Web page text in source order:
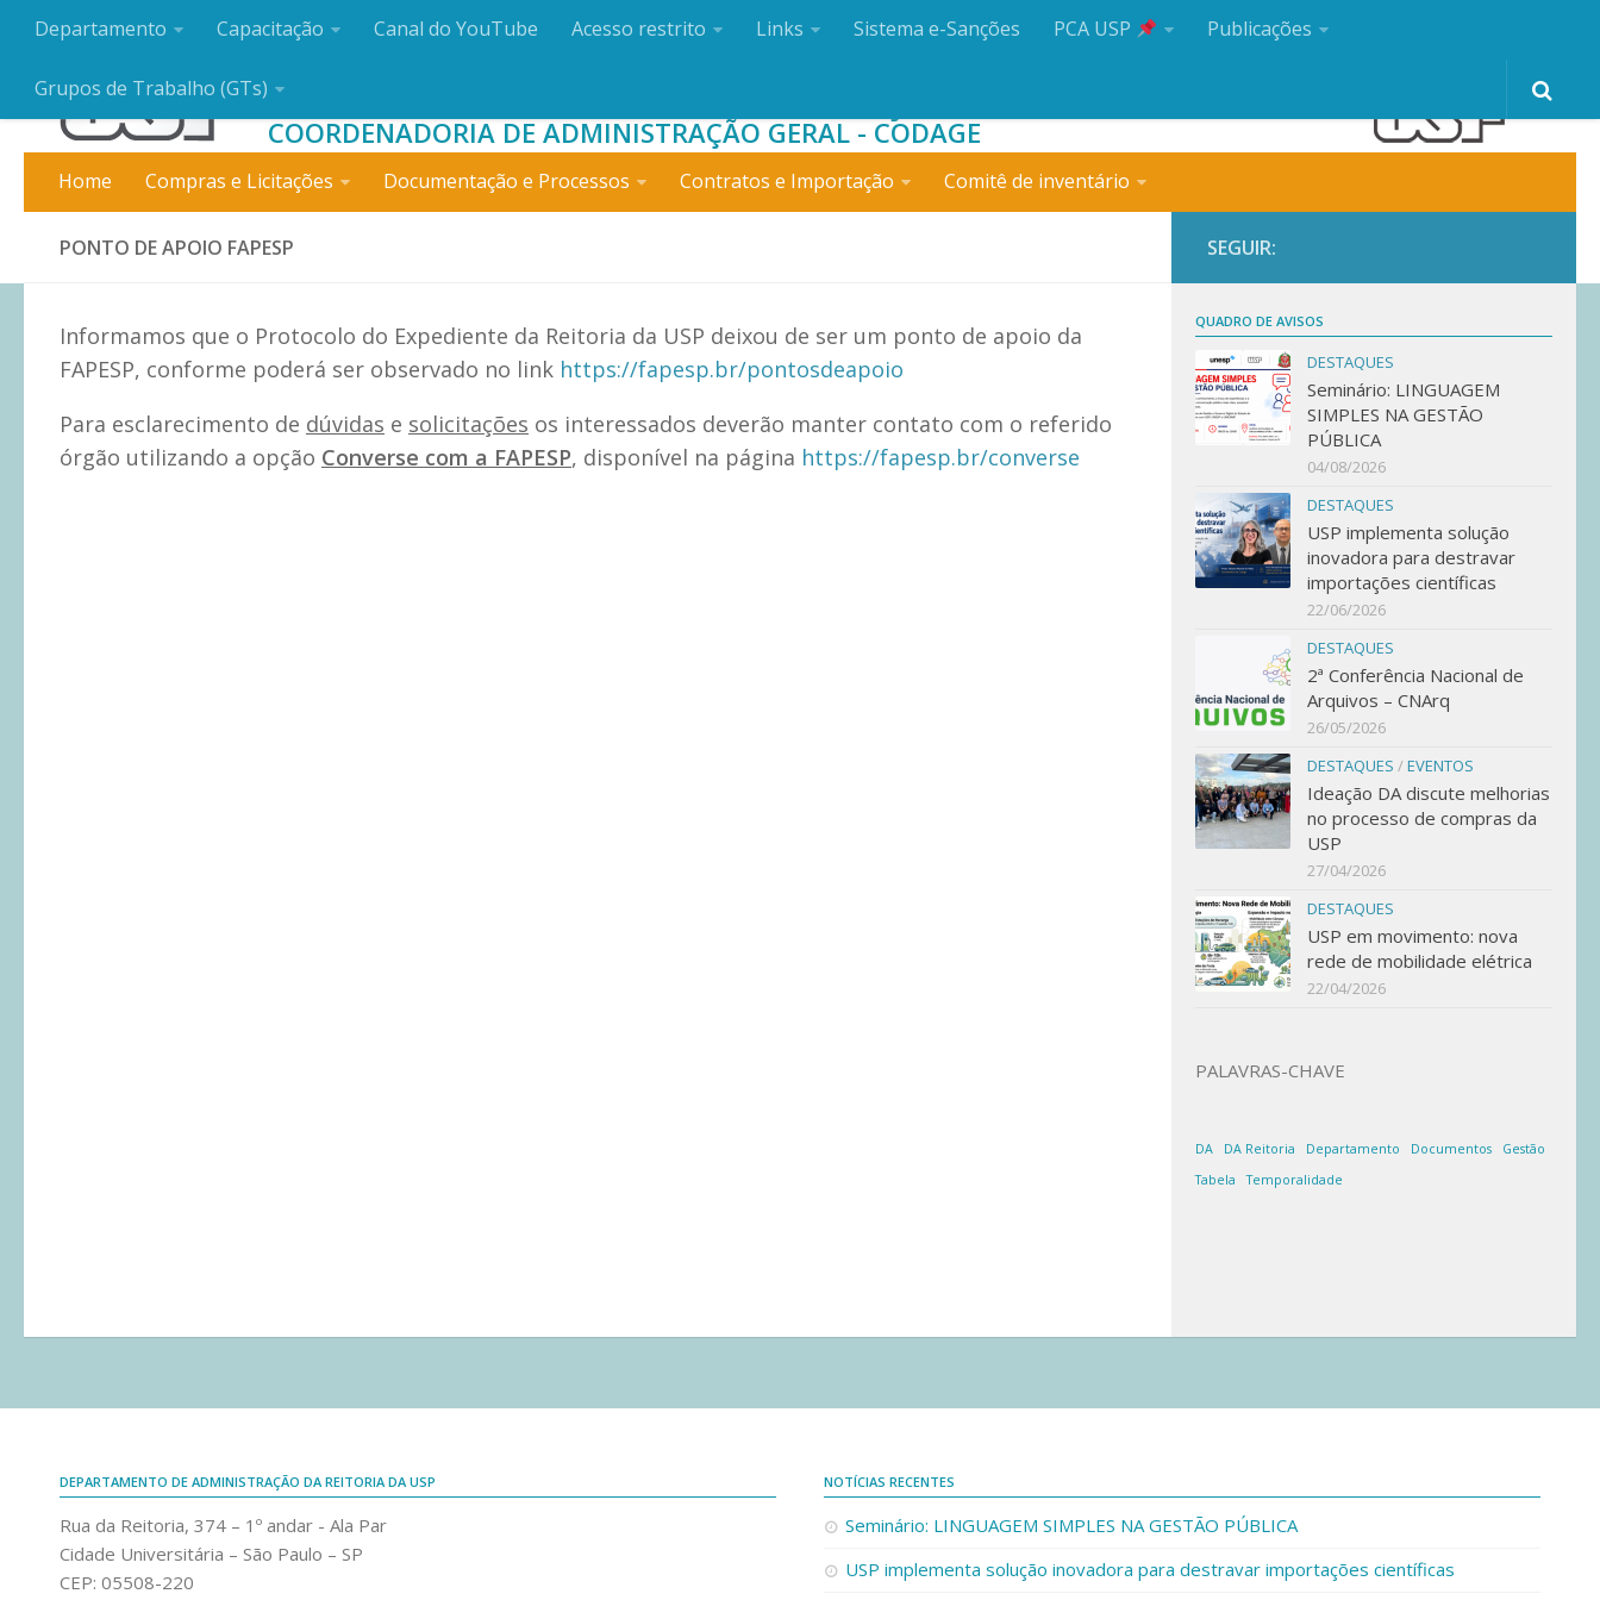
Departamento Capacitação Canal do YouTube Acesso restrito Links Sistema e-Sanções PCA USP Publicações
Grupos de Trabalho (GTs) DEPARTAMENTO DE ADMINISTRAÇÃO
COORDENADORIA DE ADMINISTRAÇÃO GERAL - CODAGE
Home Compras e Licitações Documentação e Processos Contratos e Importação Comitê de inventário
PONTO DE APOIO FAPESP
Informamos que o Protocolo do Expediente da Reitoria da USP deixou de ser um ponto de apoio da
FAPESP, conforme poderá ser observado no link https://fapesp.br/pontosdeapoio
Para esclarecimento de dúvidas e solicitações os interessados deverão manter contato com o referido
órgão utilizando a opção Converse com a FAPESP, disponível na página https://fapesp.br/converse
SEGUIR:
QUADRO DE AVISOS
DESTAQUES
Seminário: LINGUAGEM
SIMPLES NA GESTÃO
PÚBLICA
04/08/2026
DESTAQUES
USP implementa solução
inovadora para destravar
importações científicas
22/06/2026
DESTAQUES
2ª Conferência Nacional de
Arquivos – CNArq
26/05/2026
DESTAQUES /EVENTOS
Ideação DA discute melhorias
no processo de compras da
USP
27/04/2026
DESTAQUES
USP em movimento: nova
rede de mobilidade elétrica
22/04/2026
PALAVRAS-CHAVE
DA DA Reitoria Departamento Documentos
Gestão
Tabela
Temporalidade
DEPARTAMENTO DE ADMINISTRAÇÃO DA REITORIA DA USP
Rua da Reitoria, 374 – 1º andar - Ala Par
Cidade Universitária – São Paulo – SP
CEP: 05508-220
NOTÍCIAS RECENTES
Seminário: LINGUAGEM SIMPLES NA GESTÃO PÚBLICA
USP implementa solução inovadora para destravar importações científicas